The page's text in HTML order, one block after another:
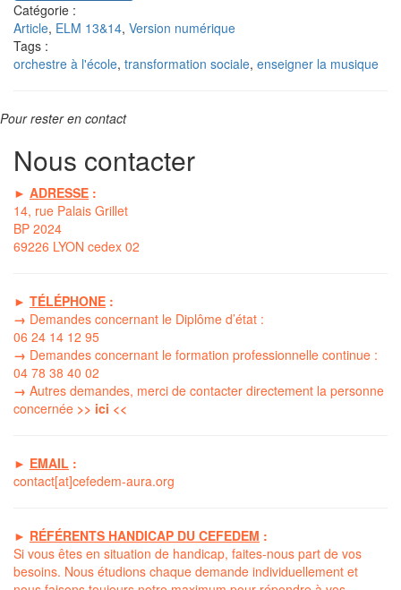
Catégorie :
Article, ELM 13&14, Version numérique
Tags :
orchestre à l'école, transformation sociale, enseigner la musique
Pour rester en contact
Nous contacter
► ADRESSE :
14, rue Palais Grillet
BP 2024
69226 LYON cedex 02
► TÉLÉPHONE :
→ Demandes concernant le Diplôme d’état :
06 24 14 12 95
→ Demandes concernant le formation professionnelle continue :
04 78 38 40 02
→ Autres demandes, merci de contacter directement la personne
concernée >> ici <<
► EMAIL :
contact[at]cefedem-aura.org
► RÉFÉRENTS HANDICAP DU CEFEDEM :
Si vous êtes en situation de handicap, faites-nous part de vos
besoins. Nous étudions chaque demande individuellement et